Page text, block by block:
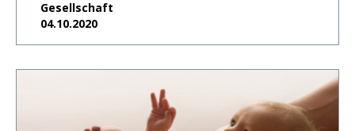
Gesellschaft
04.10.2020